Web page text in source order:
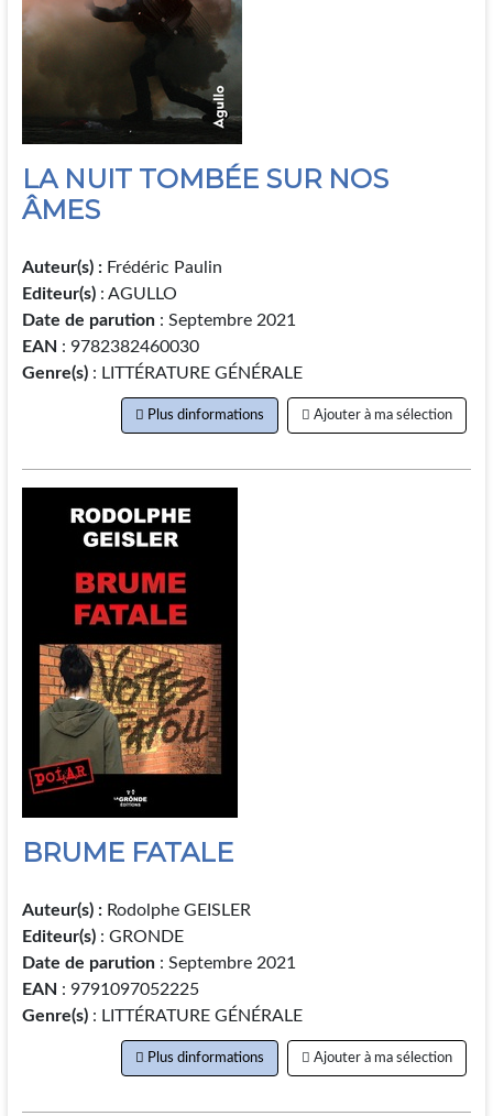
LA NUIT TOMBÉE SUR NOS
ÂMES
Auteur(s) :Frédéric Paulin
Editeur(s) : AGULLO
Date de parution: Septembre 2021
EAN : 9782382460030
Genre(s): LITTÉRATURE GÉNÉRALE
Plus dinformations Ajouter à ma sélection
BRUME FATALE
Auteur(s) :Rodolphe GEISLER
Editeur(s) : GRONDE
Date de parution: Septembre 2021
EAN : 9791097052225
Genre(s): LITTÉRATURE GÉNÉRALE
Plus dinformations Ajouter à ma sélection